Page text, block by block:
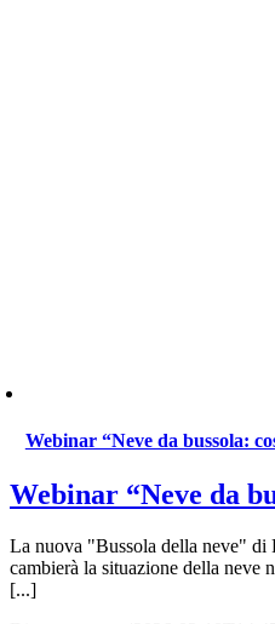
Webinar “Neve da bussola:
Webinar “Neve da
La nuova "Bussola della neve" di
cambierà la situazione della neve
[...]